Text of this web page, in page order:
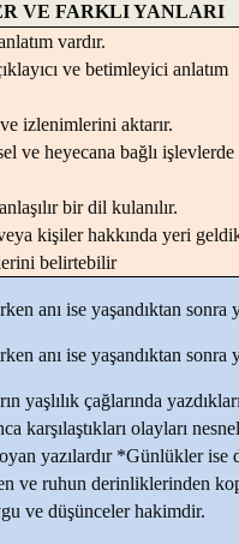
VE FARKLI YANLARI
vardır.
ve betimleyici anlatım
izlenimlerini aktarır.
ve heyecana bağlı işlevlerde
bir dil kulanılır.
kişiler hakkında yeri
belirtebilir
anı ise yaşandıktan sonra
anı ise yaşandıktan sonra
yaşlılık çağlarında
karşılaştıkları olayları
yazılardır *Günlükler ise
ve ruhun derinliklerinden
ve düşünceler hakimdir.